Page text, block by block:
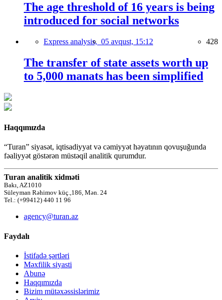
The age threshold of 16 years is being
introduced for social networks
Express analysis, 05 avqust, 15:12 428
The transfer of state assets worth up
to 5,000 manats has been simplified
Haqqımızda
“Turan” siyasət, iqtisadiyyat və cəmiyyət həyatının qovuşuğunda
fəaliyyət göstərən müstəqil analitik qurumdur.
Turan analitik xidməti
Bakı, AZ1010
Süleyman Rəhimov küç.,186, Mən. 24
Tel.: (+99412) 440 11 96
agency@turan.az
Faydalı
İstifadə şərtləri
Məxfilik siyasti
Abunə
Haqqımızda
Bizim mütəxəssislərimiz